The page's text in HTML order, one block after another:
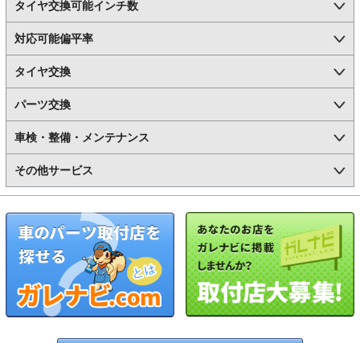
タイヤ交換可能インチ数
対応可能偏平率
タイヤ交換
パーツ交換
車検・整備・メンテナンス
その他サービス